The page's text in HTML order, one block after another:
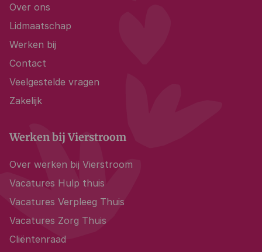
Over ons
Lidmaatschap
Werken bij
Contact
Veelgestelde vragen
Zakelijk
Werken bij Vierstroom
Over werken bij Vierstroom
Vacatures Hulp thuis
Vacatures Verpleeg Thuis
Vacatures Zorg Thuis
Cliëntenraad